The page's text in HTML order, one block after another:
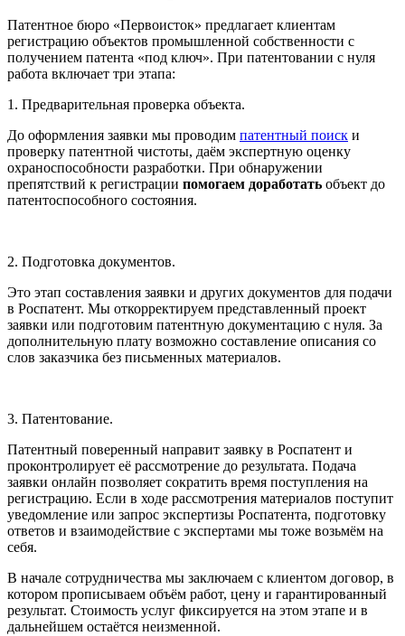
Патентное бюро «Первоисток» предлагает клиентам
регистрацию объектов промышленной собственности с
получением патента «под ключ». При патентовании с нуля
работа включает три этапа:
1. Предварительная проверка объекта.
До оформления заявки мы проводим патентный поиск и
проверку патентной чистоты, даём экспертную оценку
охраноспособности разработки. При обнаружении
препятствий к регистрации помогаем доработать объект до
патентоспособного состояния.
2. Подготовка документов.
Это этап составления заявки и других документов для подачи
в Роспатент. Мы откорректируем представленный проект
заявки или подготовим патентную документацию с нуля. За
дополнительную плату возможно составление описания со
слов заказчика без письменных материалов.
3. Патентование.
Патентный поверенный направит заявку в Роспатент и
проконтролирует её рассмотрение до результата. Подача
заявки онлайн позволяет сократить время поступления на
регистрацию. Если в ходе рассмотрения материалов поступит
уведомление или запрос экспертизы Роспатента, подготовку
ответов и взаимодействие с экспертами мы тоже возьмём на
себя.
В начале сотрудничества мы заключаем с клиентом договор, в
котором прописываем объём работ, цену и гарантированный
результат. Стоимость услуг фиксируется на этом этапе и в
дальнейшем остаётся неизменной.